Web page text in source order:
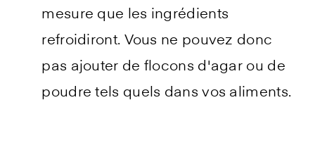
mesure que les ingrédients
refroidiront. Vous ne pouvez donc
pas ajouter de flocons d'agar ou de
poudre tels quels dans vos aliments.